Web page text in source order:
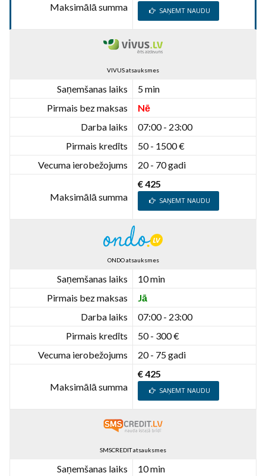
Maksimālā summa SAŅEMT NAUDU
VIVUS atsauksmes
Saņemšanas laiks
5 min
Pirmais bez maksas
Nē
Darba laiks
07:00 - 23:00
Pirmais kredīts
50 - 1500 €
Vecuma ierobežojums
20 - 70 gadi
Maksimālā summa
€ 425
SAŅEMT NAUDU
ONDO atsauksmes
Saņemšanas laiks
10 min
Pirmais bez maksas
Jā
Darba laiks
07:00 - 23:00
Pirmais kredīts
50 - 300 €
Vecuma ierobežojums
20 - 75 gadi
Maksimālā summa
€ 425
SAŅEMT NAUDU
SMSCREDIT atsauksmes
Saņemšanas laiks
10 min